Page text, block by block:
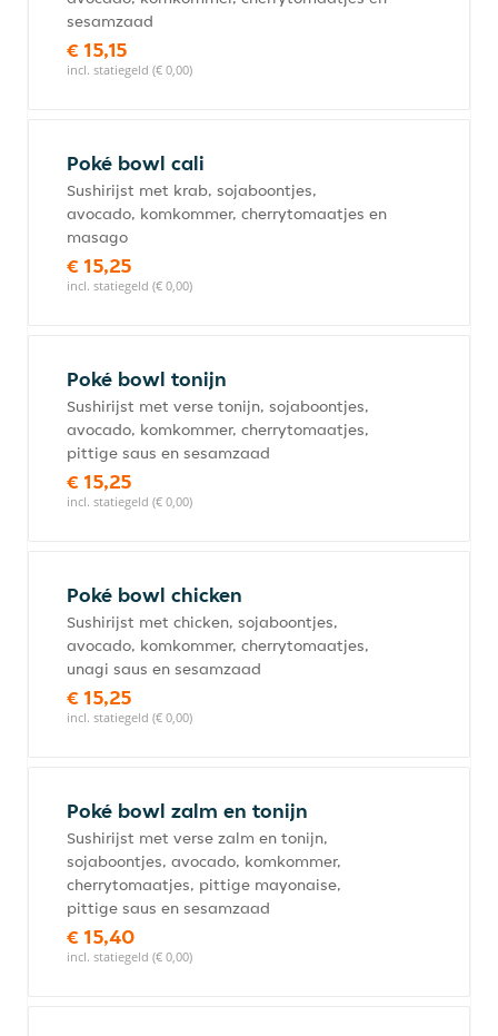
sesamzaad
€ 15,15
incl. statiegeld (€ 0,00)
Poké bowl cali
Sushirijst met krab, sojaboontjes,
avocado, komkommer, cherrytomaatjes en
masago
€ 15,25
incl. statiegeld (€ 0,00)
Poké bowl tonijn
Sushirijst met verse tonijn, sojaboontjes,
avocado, komkommer, cherrytomaatjes,
pittige saus en sesamzaad
€ 15,25
incl. statiegeld (€ 0,00)
Poké bowl chicken
Sushirijst met chicken, sojaboontjes,
avocado, komkommer, cherrytomaatjes,
unagi saus en sesamzaad
€ 15,25
incl. statiegeld (€ 0,00)
Poké bowl zalm en tonijn
Sushirijst met verse zalm en tonijn,
sojaboontjes, avocado, komkommer,
cherrytomaatjes, pittige mayonaise,
pittige saus en sesamzaad
€ 15,40
incl. statiegeld (€ 0,00)